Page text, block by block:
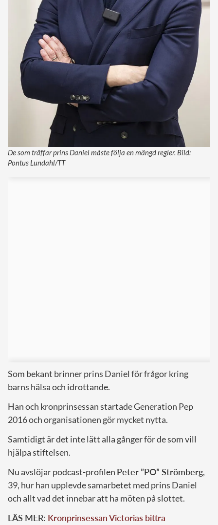
De som träffar prins Daniel måste följa en mängd regler. Bild:
Pontus Lundahl/TT
Som bekant brinner prins Daniel för frågor kring
barns hälsa och idrottande.
Han och kronprinsessan startade Generation Pep
2016 och organisationen gör mycket nytta.
Samtidigt är det inte lätt alla gånger för de som vill
hjälpa stiftelsen.
Nu avslöjar podcast-profilen Peter ”PO” Strömberg,
39, hur han upplevde samarbetet med prins Daniel
och allt vad det innebar att ha möten på slottet.
LÄS MER: Kronprinsessan Victorias bittra